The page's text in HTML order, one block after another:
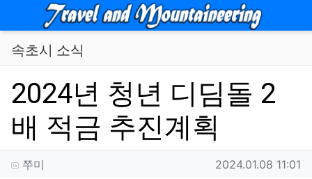
메뉴
속초시 소식
2024년 청년 디딤돌 2
배 적금 추진계획
작성자 정보
쭈미 작성일
2024.01.08 11:01